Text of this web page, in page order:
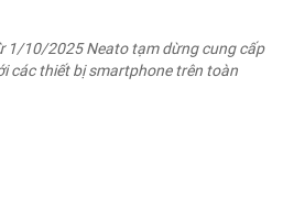
1/10/2025 Neato tạm dừng cung cấp
các thiết bị smartphone trên toàn